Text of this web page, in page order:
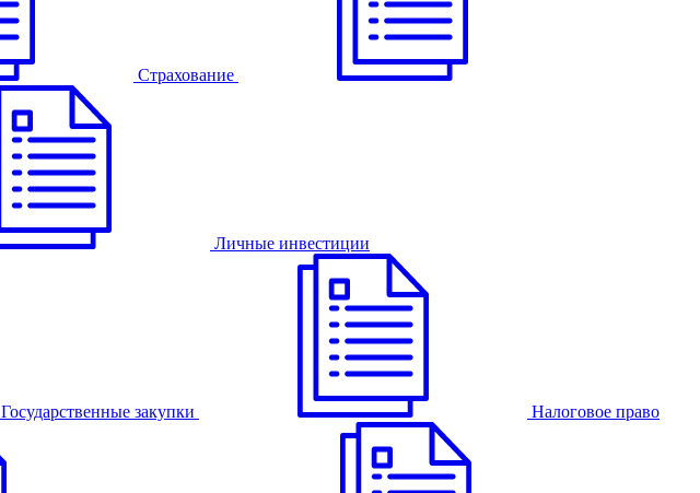
Страхование
Личные инвестиции
Государственные закупки Налоговое право